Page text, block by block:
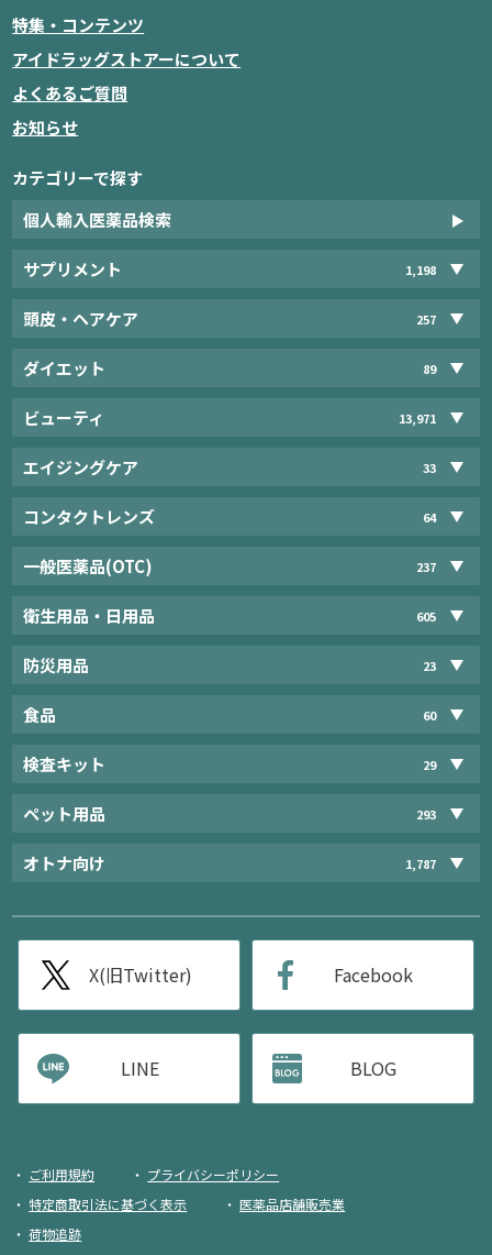
特集・コンテンツ
アイドラッグストアーについて
よくあるご質問
お知らせ
カテゴリーで探す
個人輸入医薬品検索
サプリメント 1,198
頭皮・ヘアケア 257
ダイエット 89
ビューティ 13,971
エイジングケア 33
コンタクトレンズ 64
一般医薬品(OTC) 237
衛生用品・日用品 605
防災用品 23
食品 60
検査キット 29
ペット用品 293
オトナ向け 1,787
X(旧Twitter) Facebook
LINE BLOG
ご利用規約
プライバシーポリシー
特定商取引法に基づく表示
医薬品店舗販売業
荷物追跡